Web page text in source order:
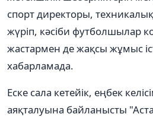
спорт директоры,
жүріп, кәсіби футболшылар
жастармен де жақсы жұмыс
хабарламада.
Еске сала кетейік, еңбек
аяқталуына байланысты